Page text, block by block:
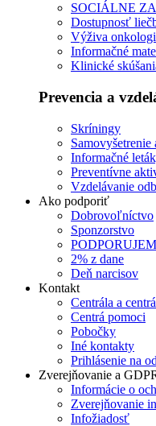
SOCIÁLNE
Dostupnosť
Výživa
Informačné
Klinické
Prevencia a
Skríningy
Samovyšetrenie
Informačné
Preventívne
Vzdelávanie
Ako podporiť
Dobrovoľníctvo
Sponzorstvo
2% z dane
Deň narcisov
Kontakt
Centrála a
Centrá pomoci
Pobočky
Iné kontakty
Prihlásenie na
Zverejňovanie a
Informácie o
Zverejňovanie
Infožiadosť